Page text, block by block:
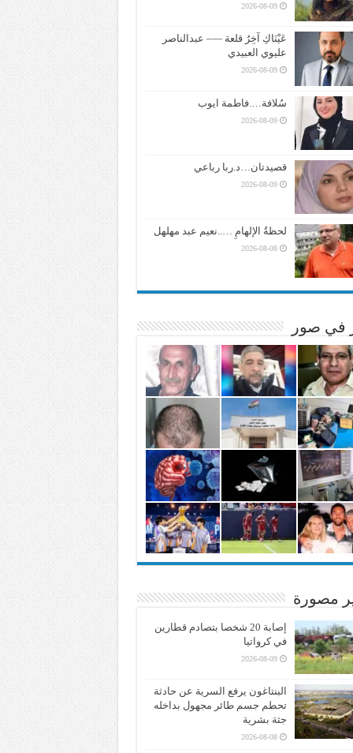
2026-08-09
عَيْنَاكِ آخِرُ قلعة —– عبدالناصر
عليوي العبيدي
2026-08-09
سُلافة….فاطمة ايوب
2026-08-09
قصيدتان…د.ربا رباعي
2026-08-09
لحظةُ الإلهامِ …..نعيم عبد مهلهل
2026-08-08
في صور
مصورة
إصابة 20 شخصا بتصادم قطارين
في كرواتيا
2026-08-09
البنتاغون يرفع السرية عن حادثة
تحطم جسم طائر مجهول بداخله
جثة بشرية
2026-08-08